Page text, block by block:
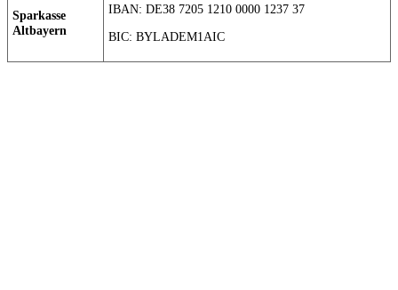
Sparkasse
Altbayern
IBAN: DE38 7205 1210 0000 1237 37
BIC: BYLADEM1AIC